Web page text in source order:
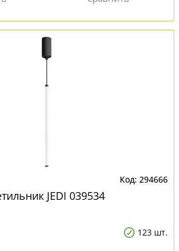
294666
JEDI 039534
123 шт.